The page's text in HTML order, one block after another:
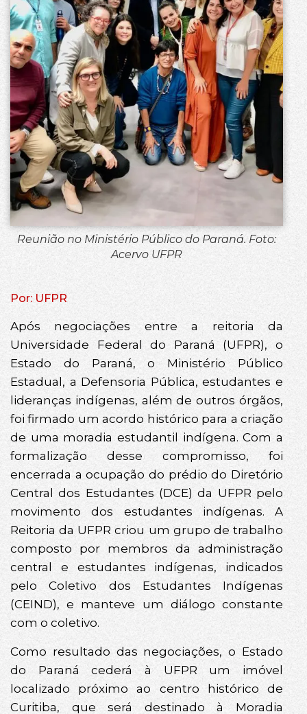
Reunião no Ministério Público do Paraná. Foto:
Acervo UFPR
Por: UFPR
Após negociações entre a reitoria da
Universidade Federal do Paraná (UFPR), o
Estado do Paraná, o Ministério Público
Estadual, a Defensoria Pública, estudantes e
lideranças indígenas, além de outros órgãos,
foi firmado um acordo histórico para a criação
de uma moradia estudantil indígena. Com a
formalização desse compromisso, foi
encerrada a ocupação do prédio do Diretório
Central dos Estudantes (DCE) da UFPR pelo
movimento dos estudantes indígenas. A
Reitoria da UFPR criou um grupo de trabalho
composto por membros da administração
central e estudantes indígenas, indicados
pelo Coletivo dos Estudantes Indígenas
(CEIND), e manteve um diálogo constante
com o coletivo.
Como resultado das negociações, o Estado
do Paraná cederá à UFPR um imóvel
localizado próximo ao centro histórico de
Curitiba, que será destinado à Moradia